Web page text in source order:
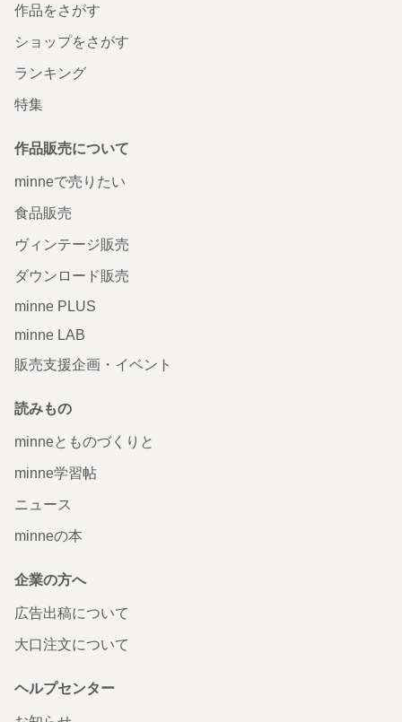
作品をさがす
ショップをさがす
ランキング
特集
作品販売について
minneで売りたい
食品販売
ヴィンテージ販売
ダウンロード販売
minne PLUS
minne LAB
販売支援企画・イベント
読みもの
minneとものづくりと
minne学習帖
ニュース
minneの本
企業の方へ
広告出稿について
大口注文について
ヘルプセンター